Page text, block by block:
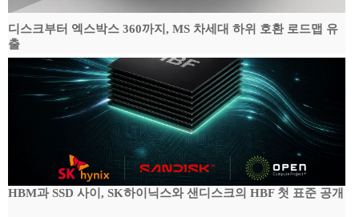
디스크부터 엑스박스 360까지, MS 차세대 하위 호환 로드맵 유
출
HBM과 SSD 사이, SK하이닉스와 샌디스크의 HBF 첫 표준 공개